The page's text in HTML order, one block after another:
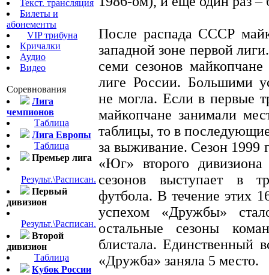
Текст. трансляция
Билеты и
абонементы
VIP трибуна
Кричалки
Аудио
Видео
Соревнования
Лига
чемпионов
Таблица
Лига Европы
Таблица
Премьер лига
Результ.\Расписан.
Первый
дивизион
Результ.\Расписан.
Второй
дивизион
Таблица
Кубок России
После распада СССР
западной зоне первой
семи сезонов
лиге России. Большими
не могла. Если в первые
майкопчане занимали
таблицы, то в
за выживание. Сезон 1999
«Юг» второго
сезонов выступает в
футбола. В течение этих
успехом «Дружбы»
остальные сезоны
блистала. Единственный
«Дружба» заняла 5 место.